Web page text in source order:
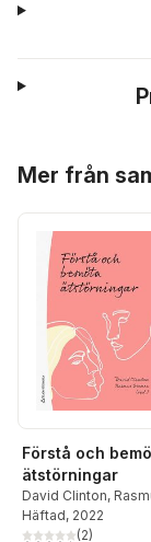
Mer från
Förstå och
ätstörningar
David Clinton,
Isomaa ,Andreas
Birgegård,
Häftad, 2022
(2)